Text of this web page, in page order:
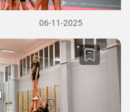
06-11-2025